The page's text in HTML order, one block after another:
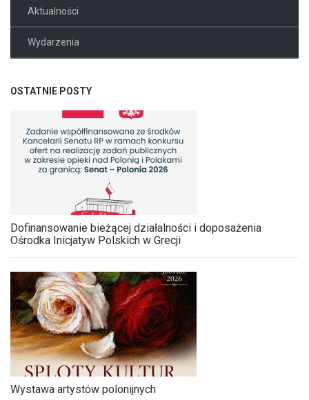
Aktualności
Wydarzenia
OSTATNIE POSTY
Dofinansowanie bieżącej działalności i doposażenia
Ośrodka Inicjatyw Polskich w Grecji
Wystawa artystów polonijnych